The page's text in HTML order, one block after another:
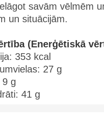
savām vēlmēm
un situācijām.
(Enerģētiskā
353 kcal
27 g
9 g
41 g